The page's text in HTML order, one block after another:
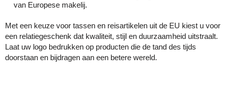
van Europese makelij.
Met een keuze voor tassen en reisartikelen uit de EU kiest u voor
een relatiegeschenk dat kwaliteit, stijl en duurzaamheid uitstraalt.
Laat uw logo bedrukken op producten die de tand des tijds
doorstaan en bijdragen aan een betere wereld.